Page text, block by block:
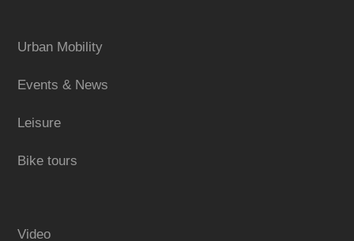
Urban Mobility
Events & News
Leisure
Bike tours
Video